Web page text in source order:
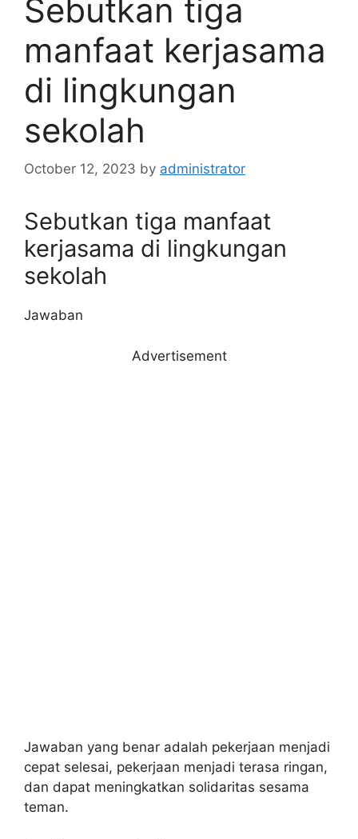
Sebutkan tiga
manfaat kerjasama
di lingkungan
sekolah​
October 12, 2023 by administrator
Sebutkan tiga manfaat
kerjasama di lingkungan
sekolah​
Jawaban
Advertisement
Jawaban yang benar adalah pekerjaan menjadi
cepat selesai, pekerjaan menjadi terasa ringan,
dan dapat meningkatkan solidaritas sesama
teman.